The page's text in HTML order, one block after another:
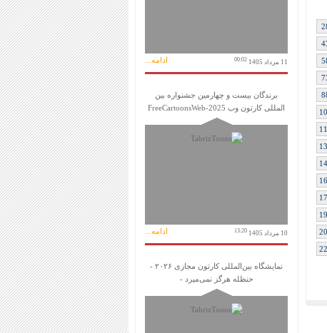
11 مرداد 1405 00:02 ادامه...
برندگان بیست و چهارمین جشنواره بین
المللی کارتون وب FreeCartoonsWeb-2025
10 مرداد 1405 13:20 ادامه...
نمایشگاه بین‌المللی کارتون مجازی ۲۰۲۶ -
حنظله هرگز نمی‌میرد -